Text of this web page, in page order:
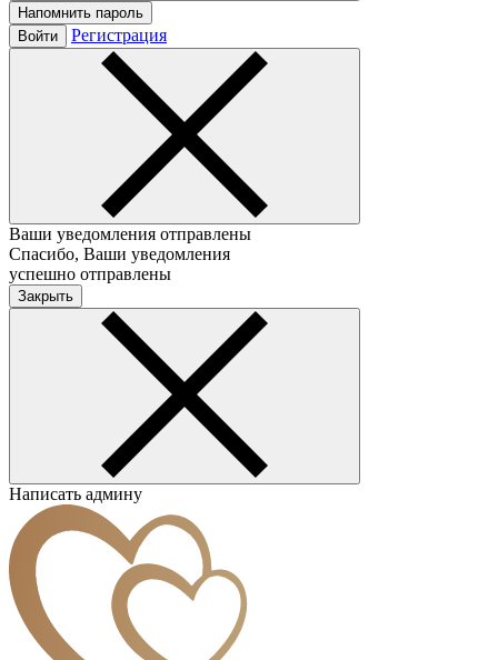
Напомнить пароль
Войти
Регистрация
Ваши уведомления отправлены
Спасибо, Ваши уведомления
успешно отправлены
Закрыть
Написать админу